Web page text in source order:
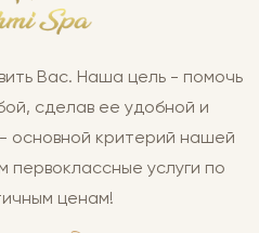
Вас. Наша цель - помочь
сделав ее удобной и
основной критерий нашей
услуги по
ценам!